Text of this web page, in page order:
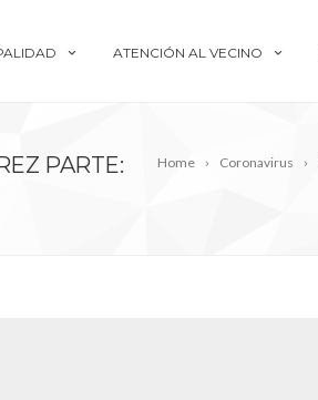
ATENCIÓN AL VECINO
Home Coronavirus
PARTE: